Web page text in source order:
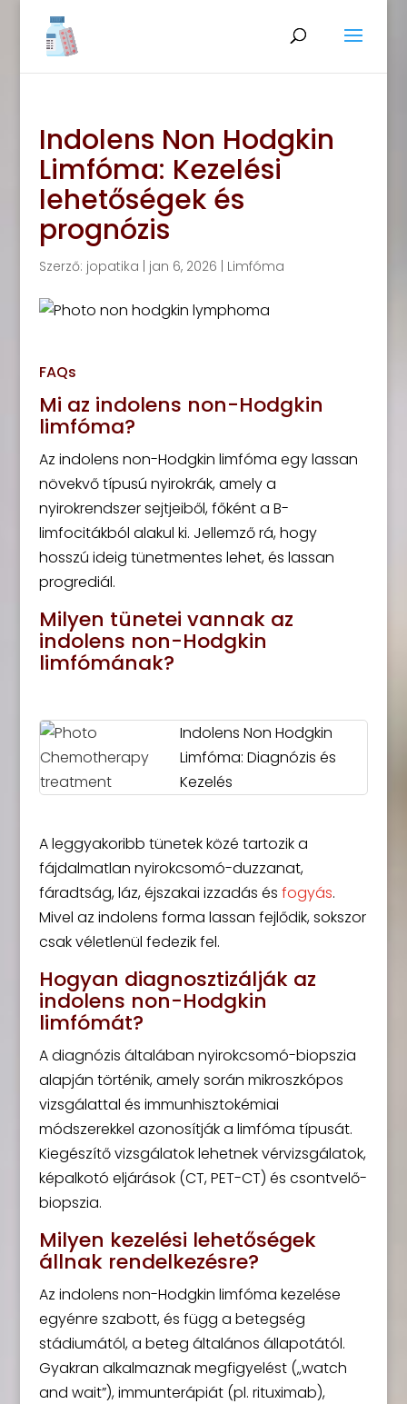
Indolens Non Hodgkin
Limfóma: Kezelési
lehetőségek és
prognózis
Szerző: jopatika jan 6, 2026 Limfóma
FAQs
Mi az indolens non-Hodgkin
limfóma?
Az indolens non-Hodgkin limfóma egy lassan
növekvő típusú nyirokrák, amely a
nyirokrendszer sejtjeiből, főként a B-
limfocitákból alakul ki. Jellemző rá, hogy
hosszú ideig tünetmentes lehet, és lassan
progrediál.
Milyen tünetei vannak az
indolens non-Hodgkin
limfómának?
Indolens Non Hodgkin
Limfóma: Diagnózis és
Kezelés
A leggyakoribb tünetek közé tartozik a
fájdalmatlan nyirokcsomó-duzzanat,
fáradtság, láz, éjszakai izzadás és fogyás.
Mivel az indolens forma lassan fejlődik, sokszor
csak véletlenül fedezik fel.
Hogyan diagnosztizálják az
indolens non-Hodgkin
limfómát?
A diagnózis általában nyirokcsomó-biopszia
alapján történik, amely során mikroszkópos
vizsgálattal és immunhisztokémiai
módszerekkel azonosítják a limfóma típusát.
Kiegészítő vizsgálatok lehetnek vérvizsgálatok,
képalkotó eljárások (CT, PET-CT) és csontvelő-
biopszia.
Milyen kezelési lehetőségek
állnak rendelkezésre?
Az indolens non-Hodgkin limfóma kezelése
egyénre szabott, és függ a betegség
stádiumától, a beteg általános állapotától.
Gyakran alkalmaznak megfigyelést („watch
and wait”), immunterápiát (pl. rituximab),